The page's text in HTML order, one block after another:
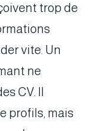
trop de
vite. Un
ne
CV. Il
profils, mais